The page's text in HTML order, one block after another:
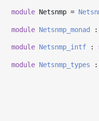
module Netsnmp =
module Netsnmp_monad :
module Netsnmp_intf :
module Netsnmp_types :